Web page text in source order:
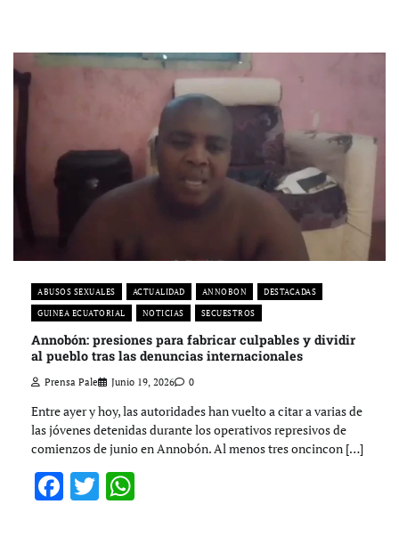
ABUSOS SEXUALES ACTUALIDAD ANNOBON
DESTACADAS
GUINEA ECUATORIAL
NOTICIAS SECUESTROS
Annobón: presiones para fabricar culpables y dividir
al pueblo tras las denuncias internacionales
Prensa Pale Junio 19, 2026 0
Entre ayer y hoy, las autoridades han vuelto a citar a varias de
las jóvenes detenidas durante los operativos represivos de
comienzos de junio en Annobón. Al menos tres oncincon […]
Facebook
Twitter